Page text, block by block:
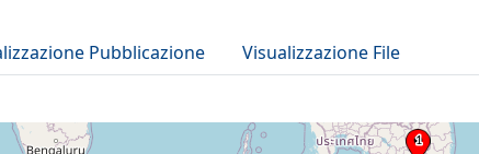
Pubblicazione Visualizzazione File